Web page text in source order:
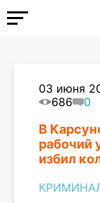
03 июня
686
0
В
рабочий
избил